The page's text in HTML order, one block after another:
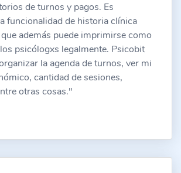
de turnos y pagos. Es
funcionalidad de historia clínica
además puede imprimirse como
psicólogxs legalmente. Psicobit
la agenda de turnos, ver mi
cantidad de sesiones,
otras cosas."